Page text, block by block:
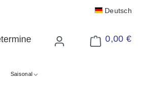
Deutsch
0,00 €
Warenkorb enthält
Saisonal